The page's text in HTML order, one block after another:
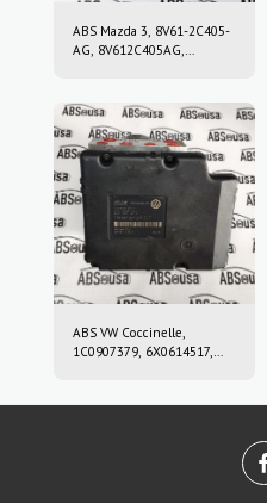
ABS Mazda 3, 8V61-2C405-
AG, 8V612C405AG,
10096101153
ABS VW Coccinelle,
1C0907379, 6X0614517,
10020402224